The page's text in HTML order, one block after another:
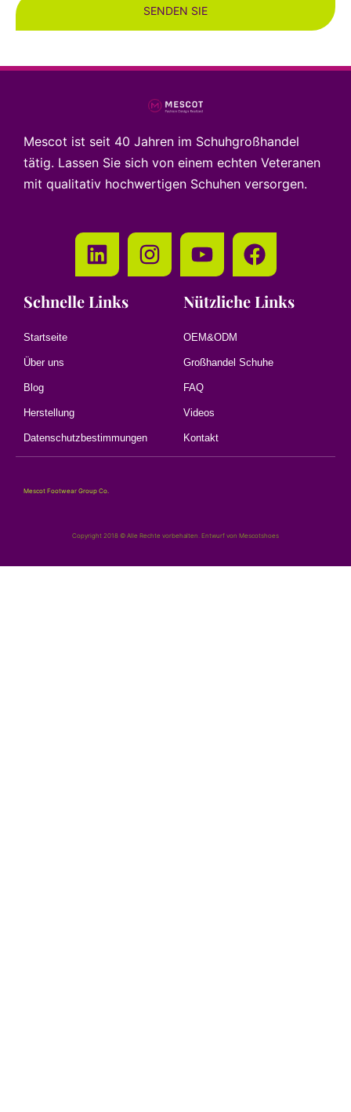
SENDEN SIE
Mescot ist seit 40 Jahren im Schuhgroßhandel
tätig. Lassen Sie sich von einem echten Veteranen
mit qualitativ hochwertigen Schuhen versorgen.
Schnelle Links
Startseite
Über uns
Blog
Herstellung
Datenschutzbestimmungen
Nützliche Links
OEM&ODM
Großhandel Schuhe
FAQ
Videos
Kontakt
Mescot Footwear Group Co.
Copyright 2018 © Alle Rechte vorbehalten. Entwurf von Mescotshoes